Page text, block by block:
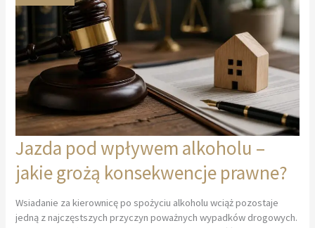
obowiązki
nakłada?
Jazda pod wpływem alkoholu –
jakie grożą konsekwencje prawne?
Wsiadanie za kierownicę po spożyciu alkoholu wciąż pozostaje
jedną z najczęstszych przyczyn poważnych wypadków drogowych.